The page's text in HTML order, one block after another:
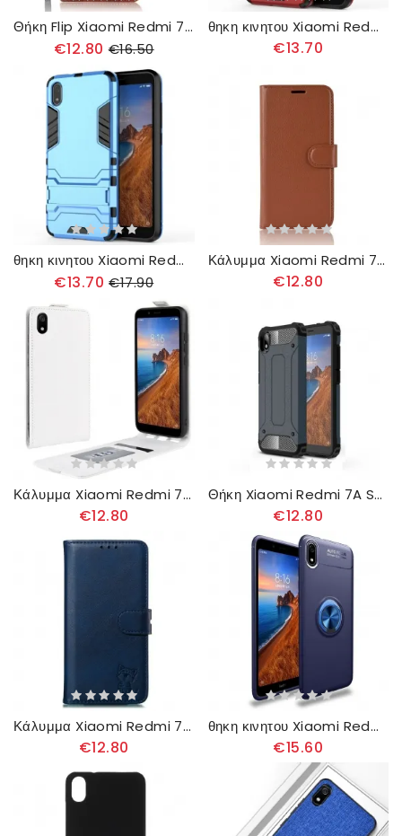
Θήκη Flip Xiaomi Redmi 7A με κορδονι Vintage Δερμάτινο Λουράκι
€12.80 €16.50
θηκη κινητου Xiaomi Redmi 7A Ανθεκτικό Στον Δακτύλιο
€13.70
θηκη κινητου Xiaomi Redmi 7A Εξαιρετικά Ανθεκτικό
€13.70 €17.90
Κάλυμμα Xiaomi Redmi 7A Κλασικό Συνθετικό Δέρμα
€12.80
Κάλυμμα Xiaomi Redmi 7A Θήκη Flip Πτυσσόμενο Δερμάτινο Εφέ
€12.80
Θήκη Xiaomi Redmi 7A Survivor
€12.80
Κάλυμμα Xiaomi Redmi 7A Γατάκι Από Ψεύτικο Δέρμα
€12.80
θηκη κινητου Xiaomi Redmi 7A Μαγνητικός Δακτύλιος Lenuo
€15.60